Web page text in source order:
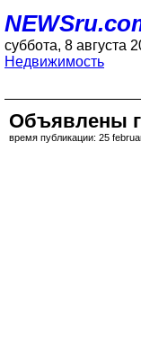
суббота, 8 августа
Недвижимость
Объявлены
время публикации: 25